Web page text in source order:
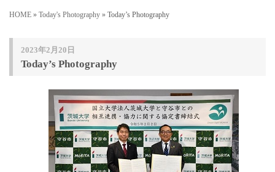
HOME » Today's Photography » Today’s Photography
2023年2月20日
Today’s Photography